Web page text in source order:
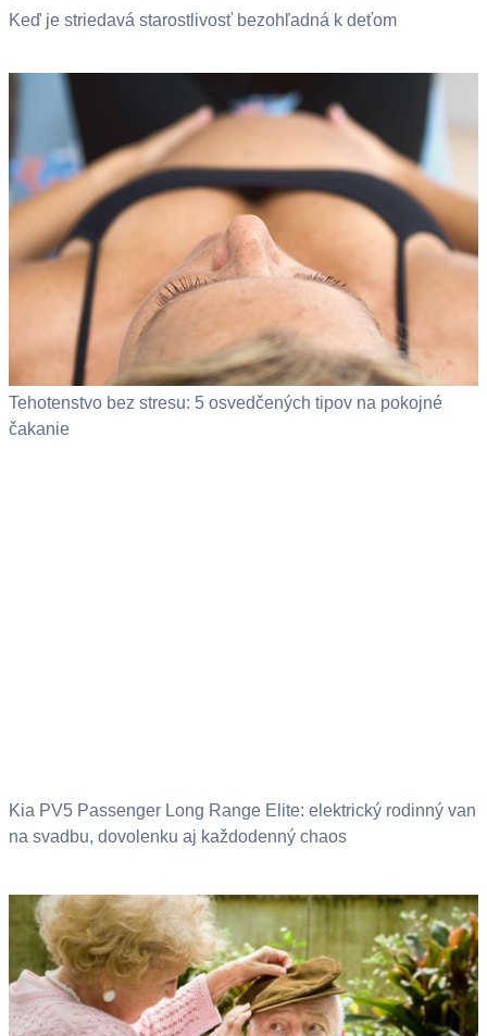
Keď je striedavá starostlivosť bezohľadná k deťom
Tehotenstvo bez stresu: 5 osvedčených tipov na pokojné
čakanie
Kia PV5 Passenger Long Range Elite: elektrický rodinný van
na svadbu, dovolenku aj každodenný chaos